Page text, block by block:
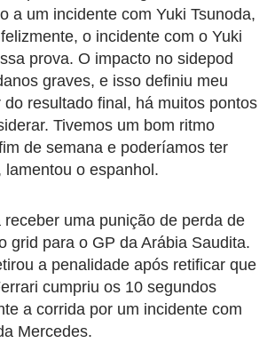
a um incidente com Yuki Tsunoda,
o incidente com o Yuki
prova. O impacto no sidepod
graves, e isso definiu meu
do resultado final, há muitos pontos
Tivemos um bom ritmo
de semana e poderíamos ter
lamentou o espanhol.
receber uma punição de perda de
grid para o GP da Arábia Saudita.
a penalidade após retificar que
cumpriu os 10 segundos
a corrida por um incidente com
Mercedes.